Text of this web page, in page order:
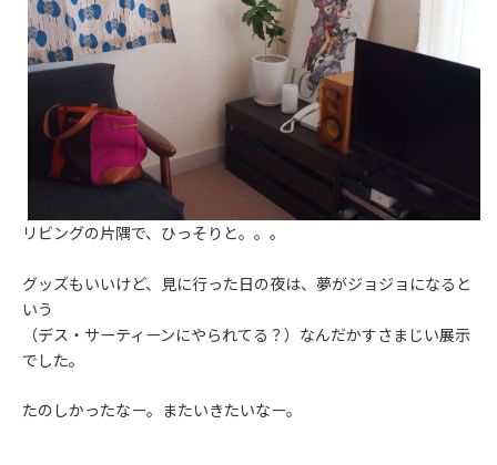
リビングの片隅で、ひっそりと。。。
グッズもいいけど、見に行った日の夜は、夢がジョジョになると
いう
（デス・サーティーンにやられてる？）なんだかすさまじい展示
でした。
たのしかったなー。またいきたいなー。